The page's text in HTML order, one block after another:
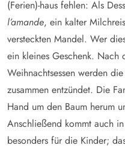
(Ferien)-haus fehlen: Als
l’amande, ein kalter
versteckten Mandel. Wer
ein kleines Geschenk. Nach
Weihnachtsessen werden
zusammen entzündet. Die
Hand um den Baum herum
Anschließend kommt auch
besonders für die Kinder;